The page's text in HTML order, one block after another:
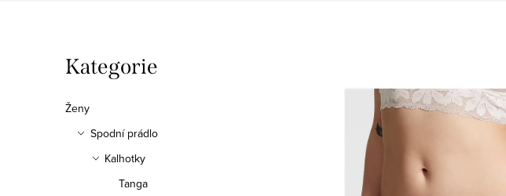
o
s
Přeskočit
kategorie
Kategorie
Ženy
Spodní prádlo
Kalhotky
Tanga